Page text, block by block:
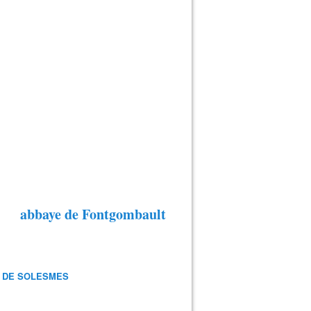
abbaye de Fontgombault
SOLESMES